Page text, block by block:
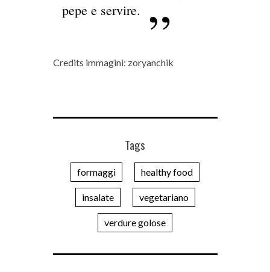
pepe e servire.
Credits immagini: zoryanchik
Tags
formaggi healthy food
insalate vegetariano
verdure golose